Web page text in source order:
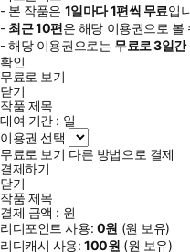
- 본 작품은 1일마다1편씩 무료입
- 최근10편은 해당 이용권으로 볼
- 해당 이용권으로는 무료로3일간
확인
무료로 보기
닫기
작품 제목
대여 기간 : 일
이용권 선택
무료로 보기 다른 방법으로 결제
결제하기
닫기
작품 제목
결제 금액 : 원
리디포인트 사용: 0원 (원 보유)
리디캐시 사용:100원 (원 보유)